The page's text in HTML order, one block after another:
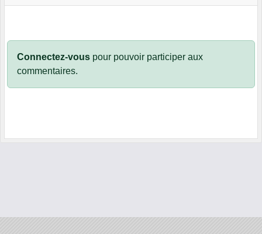
Connectez-vous pour pouvoir participer aux
commentaires.